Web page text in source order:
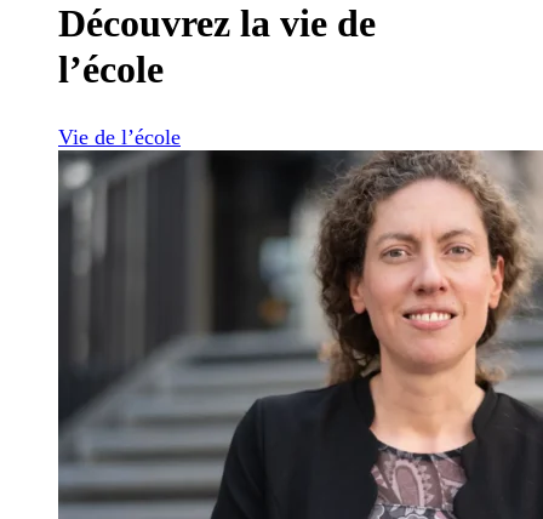
Découvrez la vie de
l’école
Vie de l’école